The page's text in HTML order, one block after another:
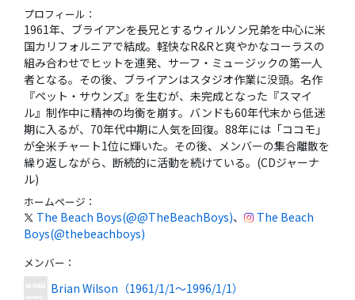
プロフィール：
1961年、ブライアンを長兄とするウィルソン兄弟を中心に米
国カリフォルニアで結成。軽快なR&Rと爽やかなコーラスの
組み合わせでヒットを連発、サーフ・ミュージックの第一人
者となる。その後、ブライアンはスタジオ作業に没頭。名作
『ペット・サウンズ』を生むが、未完成となった『スマイ
ル』制作中に精神の均衡を崩す。バンドも60年代末から低迷
期に入るが、70年代中期に人気を回復。88年には「ココモ」
が全米チャート1位に輝いた。その後、メンバーの集合離散を
繰り返しながら、断続的に活動を続けている。(CDジャーナ
ル)
ホームページ：
The Beach Boys(@@TheBeachBoys)、
The Beach
Boys(@thebeachboys)
メンバー ：
Brian Wilson （1961/1/1～1996/1/1）